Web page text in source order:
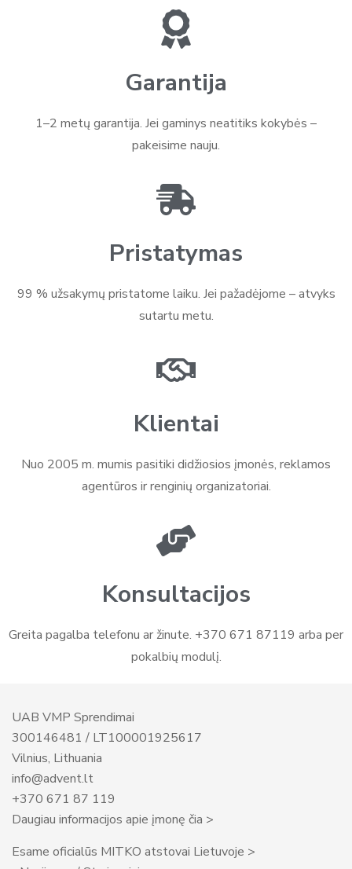
Garantija
1–2 metų garantija. Jei gaminys neatitiks kokybės –
pakeisime nauju.
Pristatymas
99 % užsakymų pristatome laiku. Jei pažadėjome – atvyks
sutartu metu.
Klientai
Nuo 2005 m. mumis pasitiki didžiosios įmonės, reklamos
agentūros ir renginių organizatoriai.
Konsultacijos
Greita pagalba telefonu ar žinute. +370 671 87119 arba per
pokalbių modulį.
UAB VMP Sprendimai
300146481 / LT100001925617
Vilnius, Lithuania
info@advent.lt
+370 671 87 119
Daugiau informacijos apie įmonę čia >
Esame oficialūs MITKO atstovai Lietuvoje >